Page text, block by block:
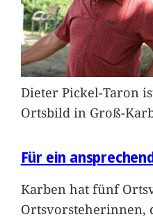
Dieter Pickel-Taron
Ortsbild in Groß-
Für ein
Karben hat fünf